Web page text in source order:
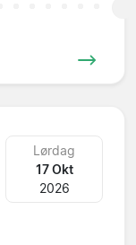
Lørdag
17 Okt
2026